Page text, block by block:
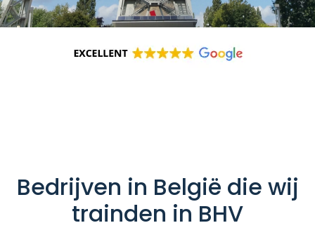
Bedrijven in België die wij
trainden in BHV